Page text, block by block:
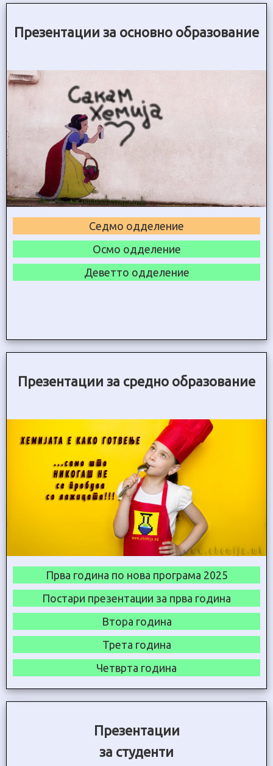
Презентации за основно образование
Седмо одделение
Осмо одделение
Деветто одделение
Презентации за средно образование
Прва година по нова програма 2025
Постари презентации за прва година
Втора година
Трета година
Четврта година
Презентации
за студенти